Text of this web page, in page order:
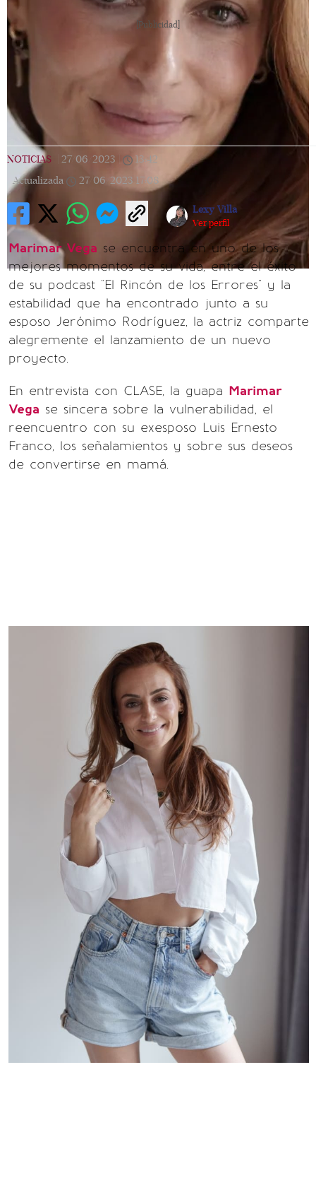
[Publicidad]
NOTICIAS 27/06/2023 13:42
Actualizada
27/06/2023 17:08
Lexy Villa
Ver perfil
Marimar Vega se encuentra en uno de los
mejores momentos de su vida, entre el éxito
de su podcast "El Rincón de los Errores" y la
estabilidad que ha encontrado junto a su
esposo Jerónimo Rodríguez, la actriz comparte
alegremente el lanzamiento de un nuevo
proyecto.
En entrevista con CLASE, la guapa Marimar
Vega se sincera sobre la vulnerabilidad, el
reencuentro con su exesposo Luis Ernesto
Franco, los señalamientos y sobre sus deseos
de convertirse en mamá.